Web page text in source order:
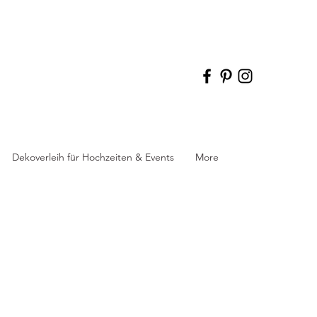
Dekoverleih für Hochzeiten & Events More